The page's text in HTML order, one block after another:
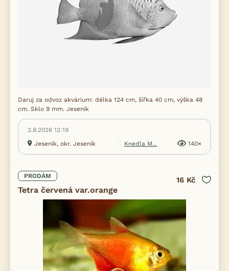
Daruj za odvoz akvárium: délka 124 cm, šířka 40 cm, výška 48
cm. Sklo 9 mm. Jeseník
2.8.2026 12:19
Jeseník, okr. Jeseník
Knedla M... 140×
PRODÁM
Tetra červená var.orange
16 Kč